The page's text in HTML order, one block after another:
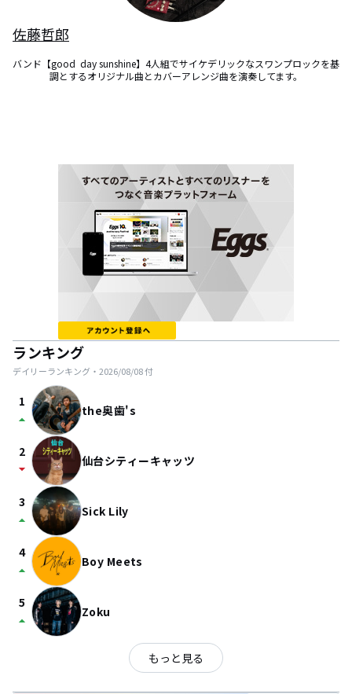
佐藤哲郎
バンド【good  day sunshine】4人組でサイケデリックなスワンプロックを基
調とするオリジナル曲とカバーアレンジ曲を演奏してます。
ランキング
デイリーランキング・ 2026/08/08付
1
arrow_drop_up the奥歯's
2
arrow_drop_down 仙台シティーキャッツ
3
arrow_drop_up Sick Lily
4
arrow_drop_up Boy Meets
5
arrow_drop_up Zoku
もっと見る